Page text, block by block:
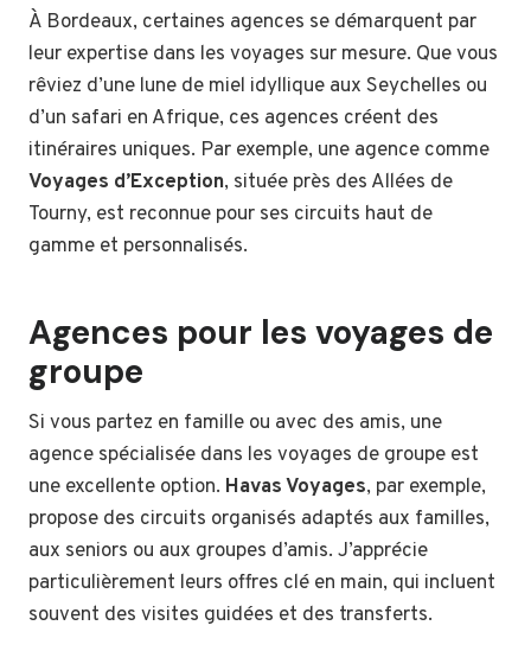
À Bordeaux, certaines agences se démarquent par
leur expertise dans les voyages sur mesure. Que vous
rêviez d’une lune de miel idyllique aux Seychelles ou
d’un safari en Afrique, ces agences créent des
itinéraires uniques. Par exemple, une agence comme
Voyages d’Exception, située près des Allées de
Tourny, est reconnue pour ses circuits haut de
gamme et personnalisés.
Agences pour les voyages de
groupe
Si vous partez en famille ou avec des amis, une
agence spécialisée dans les voyages de groupe est
une excellente option. Havas Voyages, par exemple,
propose des circuits organisés adaptés aux familles,
aux seniors ou aux groupes d’amis. J’apprécie
particulièrement leurs offres clé en main, qui incluent
souvent des visites guidées et des transferts.